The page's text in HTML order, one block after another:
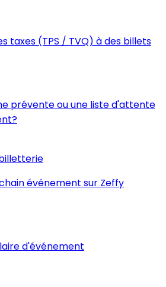
taxes (TPS / TVQ) à des billets
prévente ou une liste d'attente
événement sur Zeffy
d'événement